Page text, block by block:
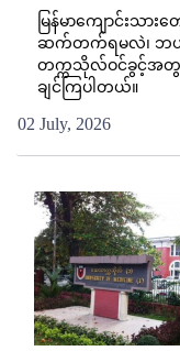
မြန်မာကျောင်းသားတ
ဆက်တက်ရမလဲ၊ ဘယ်နို
တက္ကသိုလ်ဝင်ခွင့်အ
ချင်ကြပါတယ်။
02 July, 2026